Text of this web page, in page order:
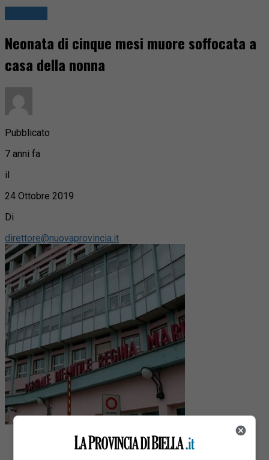
Neonata di cinque mesi muore soffocata a
casa della nonna
Pubblicato
7 anni fa
il
24 Ottobre 2019
Di
direttore@nuovaprovincia.it